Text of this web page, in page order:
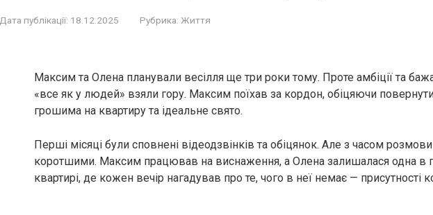
Дата публікації: 18.12.2025 Рубрика: Життя
Максим та Олена планували весілля ще три роки тому. Проте амбіції та
«все як у людей» взяли гору. Максим поїхав за кордон, обіцяючи
грошима на квартиру та ідеальне свято.
Перші місяці були сповнені відеодзвінків та обіцянок. Але з часом
коротшими. Максим працював на виснаження, а Олена залишалася одна в
квартирі, де кожен вечір нагадував про те, чого в неї немає — присутності